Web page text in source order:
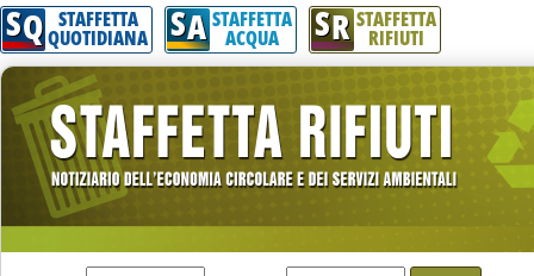
SQ STAFFETTA
QUOTIDIANA SA STAFFETTA
ACQUA SR STAFFETTA
RIFIUTI